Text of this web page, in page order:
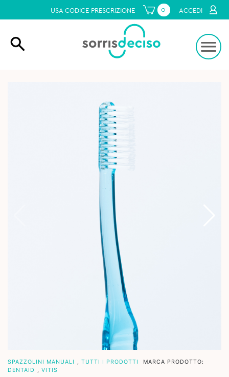
USA CODICE PRESCRIZIONE 0 ACCEDI
SPAZZOLINI MANUALI TUTTI I PRODOTTI
MARCA PRODOTTO:
DENTAID
VITIS